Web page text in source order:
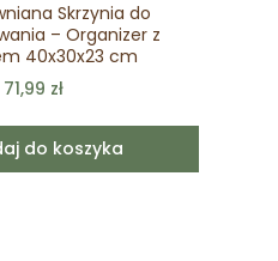
Skrzynia do
– Organizer z
40x30x23 cm
71,99 zł
do koszyka